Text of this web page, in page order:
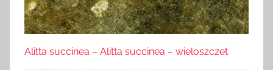
Alitta succinea – Alitta succinea – wieloszczet